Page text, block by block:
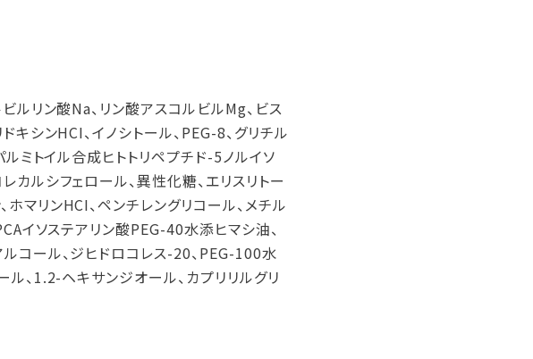
ルリン酸Na、リン酸アスコルビルMg、ビス
キシンHCI、イノシトール、PEG-8、グリチル
ルミトイル合成ヒトトリペプチド-5ノルイソ
カルシフェロール、異性化糖、エリスリトー
ホマリンHCI、ペンチレングリコール、メチル
イソステアリン酸PEG-40水添ヒマシ油、
ルコール、ジヒドロコレス-20、PEG-100水
ル、1.2-ヘキサンジオール、カプリリルグリ